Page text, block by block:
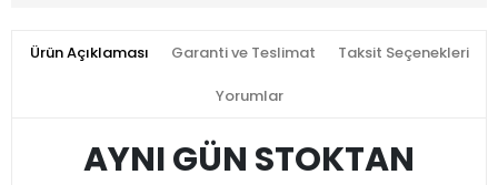
Ürün Açıklaması Garanti ve Teslimat Taksit Seçenekleri
Yorumlar
AYNI GÜN STOKTAN